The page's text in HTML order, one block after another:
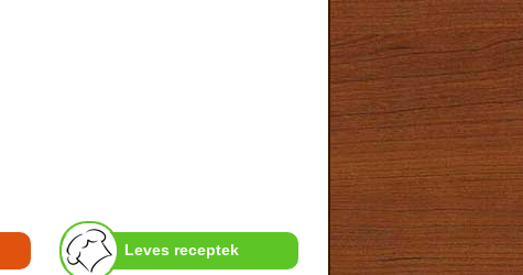
Leves receptek